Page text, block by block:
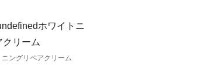
ングリペアクリーム